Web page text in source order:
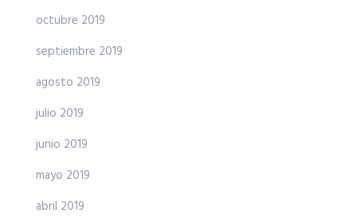
octubre 2019
septiembre 2019
agosto 2019
julio 2019
junio 2019
mayo 2019
abril 2019